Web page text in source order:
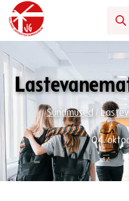
Sündmused /
04.